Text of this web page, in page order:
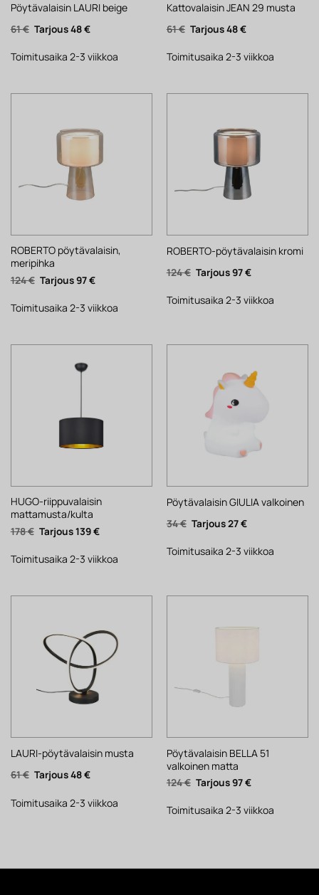
Pöytävalaisin LAURI beige
61€ Alkuperäinen
hinta
61 €.
48€Nykyinen
48 €.
Toimitusaika 2-3 viikkoa
Kattovalaisin JEAN 29 musta
61€ Alkuperäinen
hinta
61 €.
48€Nykyinen
48 €.
Toimitusaika 2-3 viikkoa
ROBERTO pöytävalaisin,
meripihka
124€ Alkuperäinen
hinta
124 €.
97€Nykyinen
97 €.
Toimitusaika 2-3 viikkoa
ROBERTO-pöytävalaisin kromi
124€ Alkuperäinen
hinta
124 €.
97€Nykyinen
97 €.
Toimitusaika 2-3 viikkoa
HUGO-riippuvalaisin
mattamusta/kulta
178€ Alkuperäinen
hinta
178 €.
139€Nykyinen
139 €.
Toimitusaika 2-3 viikkoa
Pöytävalaisin GIULIA valkoinen
34€ Alkuperäinen
hinta
34 €.
27€Nykyinen
27 €.
Toimitusaika 2-3 viikkoa
LAURI-pöytävalaisin musta
61€ Alkuperäinen
hinta
61 €.
48€Nykyinen
48 €.
Toimitusaika 2-3 viikkoa
Pöytävalaisin BELLA 51
valkoinen matta
124€ Alkuperäinen
hinta
124 €.
97€Nykyinen
97 €.
Toimitusaika 2-3 viikkoa